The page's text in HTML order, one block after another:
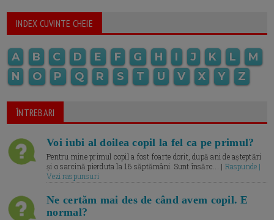
INDEX CUVINTE CHEIE
A B C D E F G H I J K L
M
N
O P Q R S T U V X Y Z
ÎNTREBARI
Voi iubi al doilea copil la fel ca pe primul?
Pentru mine primul copil a fost foarte dorit, după ani de așteptări
și o sarcină pierduta la 16 săptămâni. Sunt însărc... | Raspunde |
Vezi raspunsuri
Ne certăm mai des de când avem copil. E
normal?